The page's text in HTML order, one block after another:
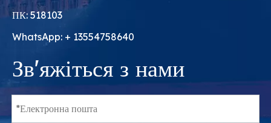
ПК: 518103
WhatsApp: + 13554758640
Зв'яжіться з нами